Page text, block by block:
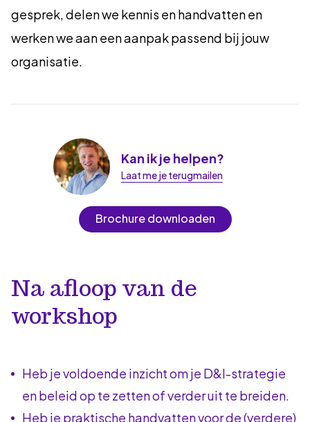
gesprek, delen we kennis en handvatten en
werken we aan een aanpak passend bij jouw
organisatie.
Kan ik je helpen?
Laat me je terugmailen
Brochure downloaden
Na afloop van de
workshop
Heb je voldoende inzicht om je D&I-strategie
en beleid op te zetten of verder uit te breiden.
Heb je praktische handvatten voor de (verdere)